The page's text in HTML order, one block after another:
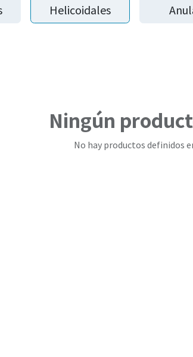
Helicoidales
Ningún
No hay productos definidos